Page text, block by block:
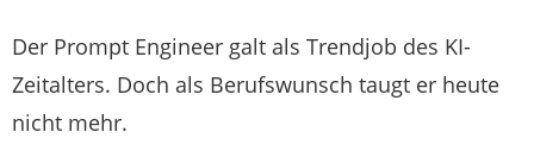
Der Prompt Engineer galt als Trendjob des KI-
Zeitalters. Doch als Berufswunsch taugt er heute
nicht mehr.